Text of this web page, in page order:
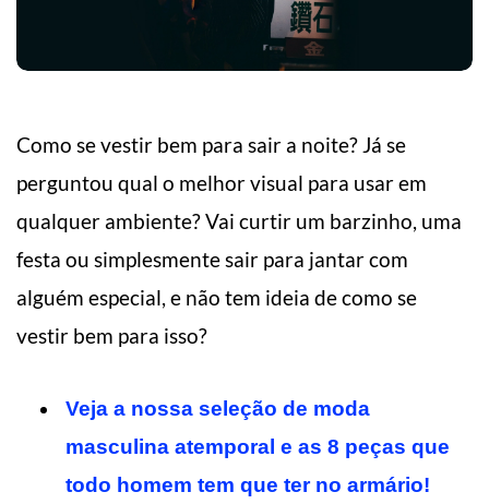
Como se vestir bem para sair a noite? Já se
perguntou qual o melhor visual para usar em
qualquer ambiente? Vai curtir um barzinho, uma
festa ou simplesmente sair para jantar com
alguém especial, e não tem ideia de como se
vestir bem para isso?
Veja a nossa seleção de moda
masculina atemporal e as 8 peças que
todo homem tem que ter no armário!